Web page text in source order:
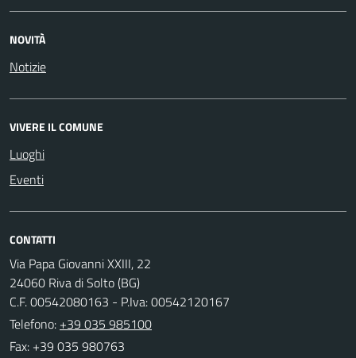
NOVITÀ
Notizie
VIVERE IL COMUNE
Luoghi
Eventi
CONTATTI
Via Papa Giovanni XXIII, 22
24060 Riva di Solto (BG)
C.F. 00542080163 - P.Iva: 00542120167
Telefono: +39 035 985100
Fax: +39 035 980763